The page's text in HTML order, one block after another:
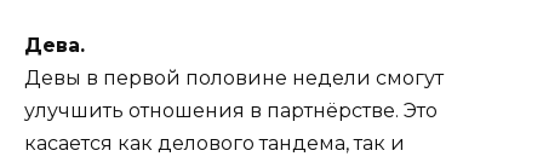
Дева.
Девы в первой половине недели смогут
улучшить отношения в партнёрстве. Это
касается как делового тандема, так и